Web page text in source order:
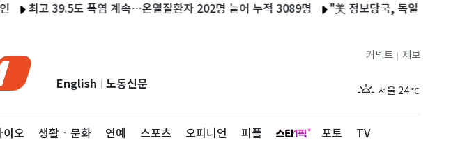
고 39.5도 폭염 계속…온열질환자 202명 늘어 누적 3089명 "美 정보당국, 독일 공항 폭발물
English 노동신문
제보
커넥트
서울 24 ℃
이오 생활ㆍ문화 연예 스포츠 오피니언 피플 포토 TV